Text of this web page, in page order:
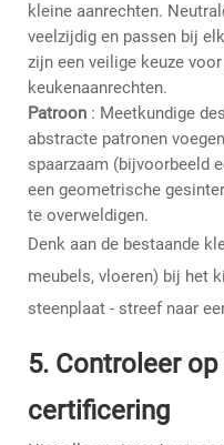
kleine aanrechten.
veelzijdig en passen bij
zijn een veilige keuze
keukenaanrechten.
Patroon : Meetkundige
abstracte patronen
spaarzaam (bijvoorbeeld
een geometrische
te overweldigen.
Denk aan de bestaande
meubels, vloeren) bij het
steenplaat - streef naar
5. Controleer
certificering